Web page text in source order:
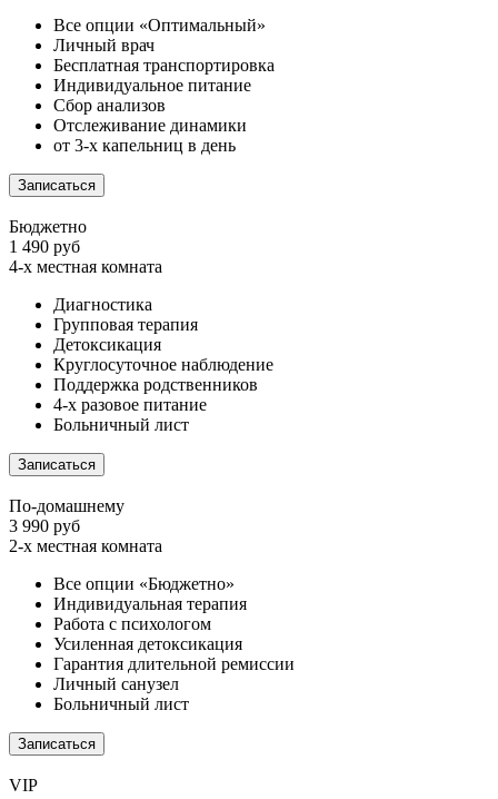
Все опции «Оптимальный»
Личный врач
Бесплатная транспортировка
Индивидуальное питание
Сбор анализов
Отслеживание динамики
от 3-х капельниц в день
Записаться
Бюджетно
1 490 руб
4-х местная комната
Диагностика
Групповая терапия
Детоксикация
Круглосуточное наблюдение
Поддержка родственников
4-х разовое питание
Больничный лист
Записаться
По-домашнему
3 990 руб
2-х местная комната
Все опции «Бюджетно»
Индивидуальная терапия
Работа с психологом
Усиленная детоксикация
Гарантия длительной ремиссии
Личный санузел
Больничный лист
Записаться
VIP